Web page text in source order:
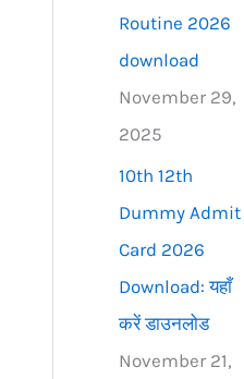
Routine 2026
download
November 29,
2025
10th 12th
Dummy Admit
Card 2026
Download: यहाँ
करें डाउनलोड
November 21,